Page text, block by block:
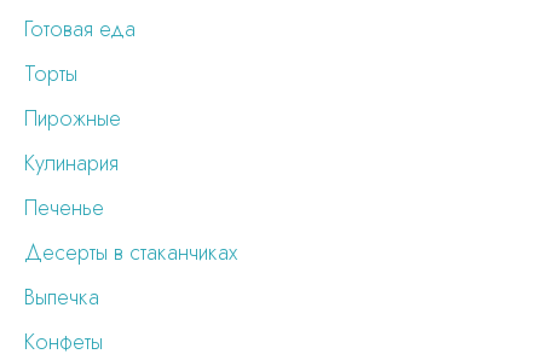
Готовая еда
Торты
Пирожные
Кулинария
Печенье
Десерты в стаканчиках
Выпечка
Конфеты